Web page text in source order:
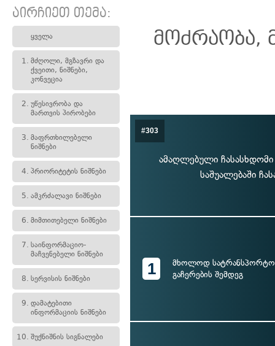
აირჩიეთ თემა:
ყველა
1. მძღოლი, მგზავრი და
ქვეითი, ნიშნები,
კონვეცია
2. უწესივრობა და
მართვის პირობები
3. მაფრთხილებელი
ნიშნები
4. პრიორიტეტის ნიშნები
5. ამკრძალავი ნიშნები
6. მიმთითებელი ნიშნები
7. საინფორმაციო-
მაჩვენებელი ნიშნები
8. სერვისის ნიშნები
9. დამატებითი
ინფორმაციის ნიშნები
10. შუქნიშნის სიგნალები
მოძრაობა,
#303
ამაღლებული ჩასასხდომი
საშუალებაში
1
მხოლოდ სატრანსპორტო
გაჩერების შემდეგ